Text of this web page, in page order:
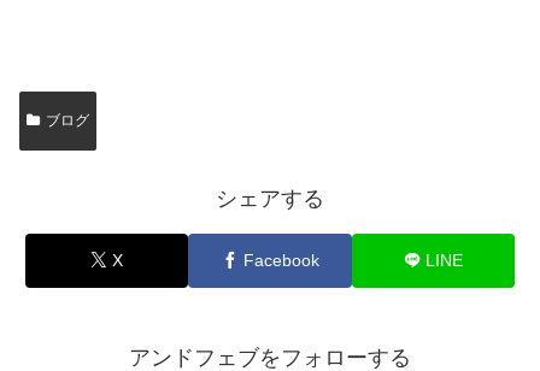
ブログ
シェアする
X Facebook LINE
アンドフェブをフォローする